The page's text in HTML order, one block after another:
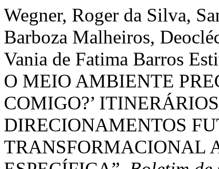
Wegner, Roger da Silva,
Barboza Malheiros,
Vania de Fatima Barros
O MEIO AMBIENTE
COMIGO?’
DIRECIONAMENTOS
TRANSFORMACIONAL